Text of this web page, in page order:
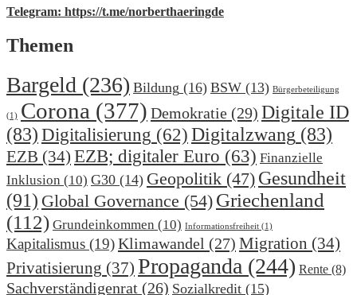
Telegram: https://t.me/norberthaeringde
Themen
Bargeld (236) Bildung (16) BSW (13) Bürgerbeteiligung
(1) Corona (377) Demokratie (29) Digitale ID
(83) Digitalisierung (62) Digitalzwang (83)
EZB (34) EZB; digitaler Euro (63) Finanzielle
Inklusion (10) G30 (14) Geopolitik (47) Gesundheit
(91) Global Governance (54) Griechenland
(112) Grundeinkommen (10) Informationsfreiheit (1)
Kapitalismus (19)Klimawandel (27) Migration (34)
Privatisierung (37) Propaganda (244) Rente (8)
Sachverständigenrat (26) Sozialkredit (15)